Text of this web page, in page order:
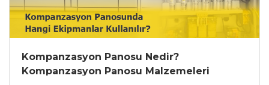
Kompanzasyon Panosu Nedir?
Kompanzasyon Panosu Malzemeleri